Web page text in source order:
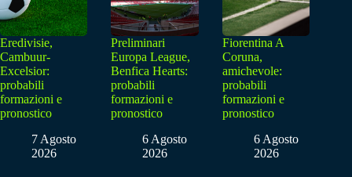
Eredivisie,
Cambuur-
Excelsior:
probabili
formazioni e
pronostico
7 Agosto
2026
Preliminari
Europa League,
Benfica Hearts:
probabili
formazioni e
pronostico
6 Agosto
2026
Fiorentina A
Coruna,
amichevole:
probabili
formazioni e
pronostico
6 Agosto
2026